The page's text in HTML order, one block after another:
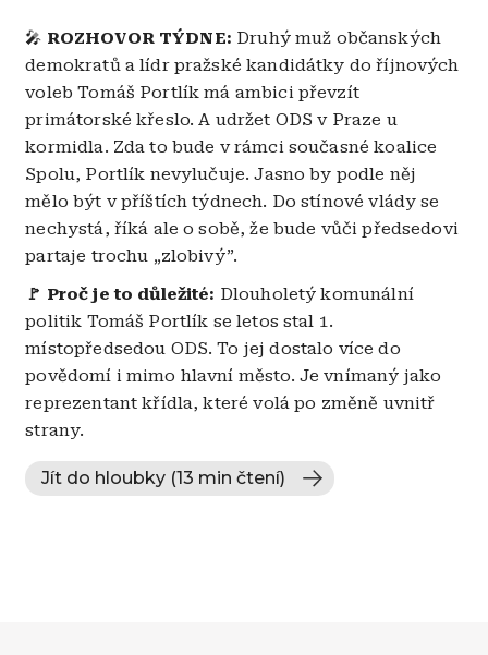
🎤 ROZHOVOR TÝDNE: Druhý muž občanských
demokratů a lídr pražské kandidátky do říjnových
voleb Tomáš Portlík má ambici převzít
primátorské křeslo. A udržet ODS v Praze u
kormidla. Zda to bude v rámci současné koalice
Spolu, Portlík nevylučuje. Jasno by podle něj
mělo být v příštích týdnech. Do stínové vlády se
nechystá, říká ale o sobě, že bude vůči předsedovi
partaje trochu „zlobivý”.
🚩 Proč je to důležité: Dlouholetý komunální
politik Tomáš Portlík se letos stal 1.
místopředsedou ODS. To jej dostalo více do
povědomí i mimo hlavní město. Je vnímaný jako
reprezentant křídla, které volá po změně uvnitř
strany.
Jít do hloubky (13 min čtení)